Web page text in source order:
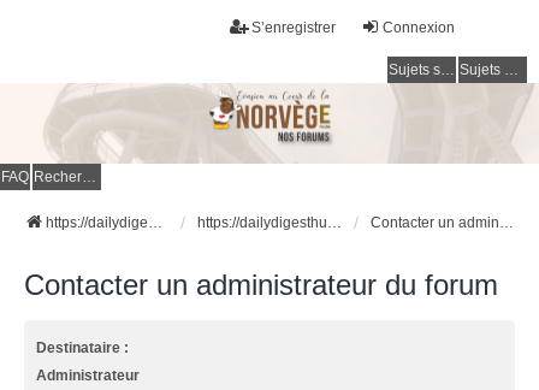
Connexion
S’enregistrer
Sujets sans réponse Sujets actifs
FAQ Rechercher
https://dailydigesthub.com https://dailydigesthub.com Contacter un administrateur du forum
Contacter un administrateur du forum
Destinataire :
Administrateur